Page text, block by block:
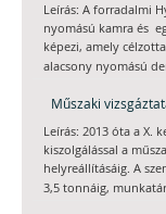
Leírás: A forradalmi
nyomású kamra és
képezi, amely
alacsony nyomású
Műszaki
Leírás: 2013 óta a X.
kiszolgálással a
helyreállításáig. A
3,5 tonnáig,